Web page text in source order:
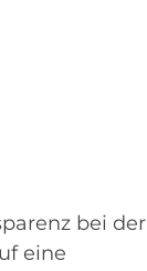
bei der
eine